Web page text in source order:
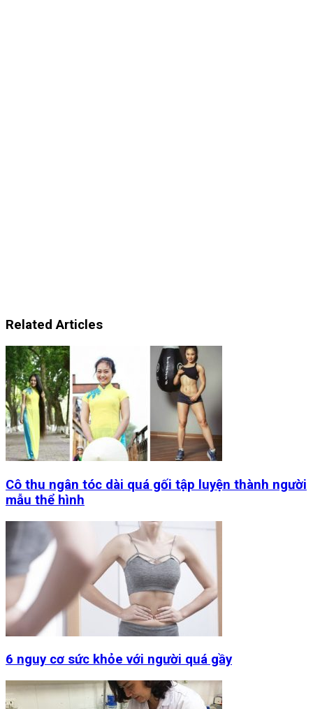
Related Articles
Cô thu ngân tóc dài quá gối tập luyện thành người
mẫu thể hình
6 nguy cơ sức khỏe với người quá gầy